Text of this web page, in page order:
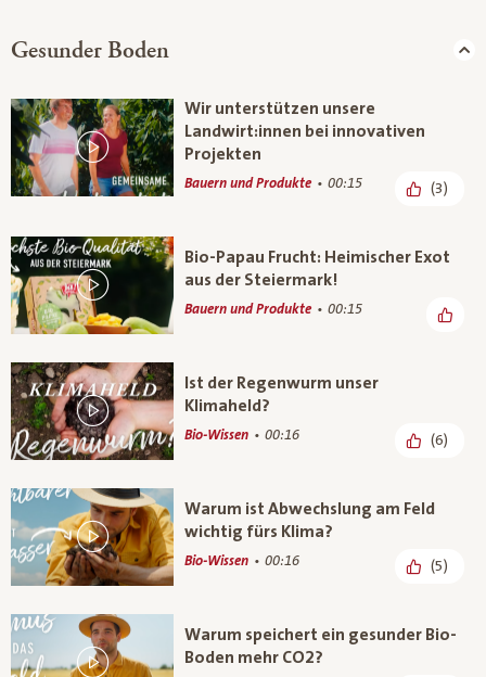
Gesunder Boden
Wir unterstützen unsere
Landwirt:innen bei innovativen
Projekten
Bauern und Produkte 00:15 (3)
Bio-Papau Frucht: Heimischer Exot
aus der Steiermark!
Bauern und Produkte 00:15
Ist der Regenwurm unser
Klimaheld?
Bio-Wissen 00:16 (6)
Warum ist Abwechslung am Feld
wichtig fürs Klima?
Bio-Wissen 00:16 (5)
Warum speichert ein gesunder Bio-
Boden mehr CO2?